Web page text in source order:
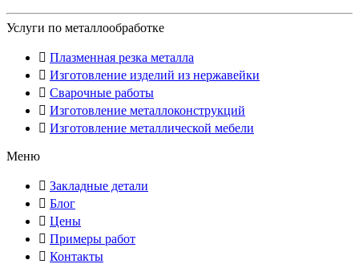
Услуги по металлообработке
Плазменная резка металла
Изготовление изделий из нержавейки
Сварочные работы
Изготовление металлоконструкций
Изготовление металлической мебели
Меню
Закладные детали
Блог
Цены
Примеры работ
Контакты